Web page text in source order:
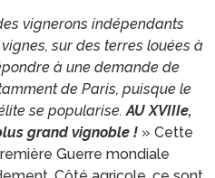
vignerons indépendants
sur des terres louées à
à une demande de
de Paris, puisque le
se popularise.AU XVIIIe,
grand vignoble ! » Cette
Guerre mondiale